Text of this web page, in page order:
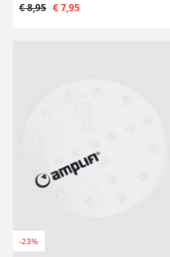
€ 8,95 € 7,95
-23%